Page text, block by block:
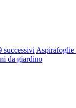
successivi Aspirafoglie
da giardino